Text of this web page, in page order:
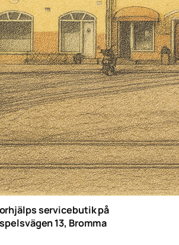
servicebutik på
13, Bromma